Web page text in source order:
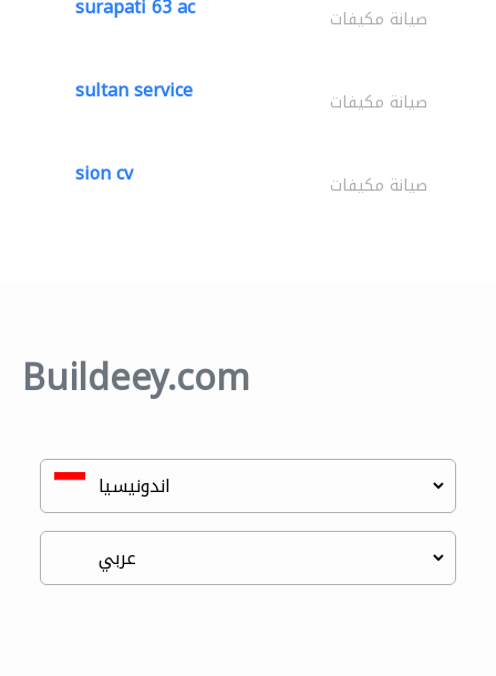
surapati 63 ac صيانة مكيفات
sultan service صيانة مكيفات
sion cv صيانة مكيفات
Buildeey.com